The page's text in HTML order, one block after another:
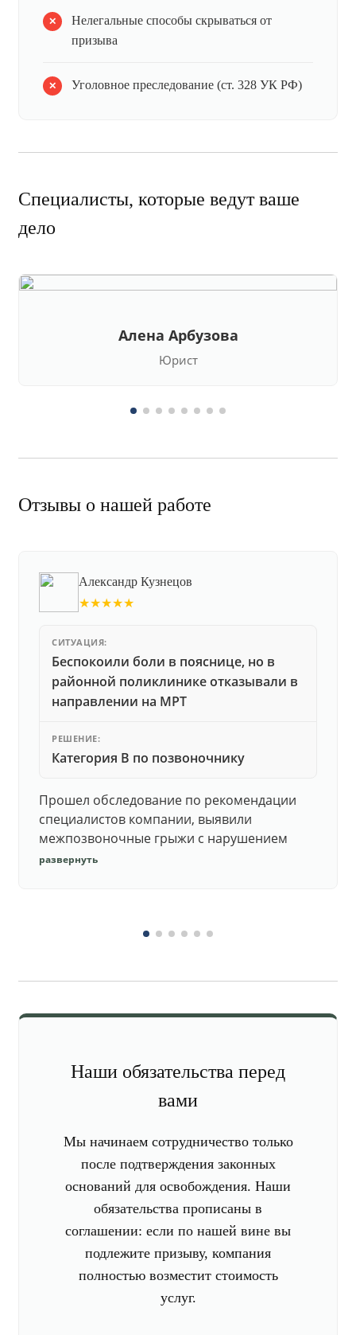
Нелегальные способы скрываться от
призыва
Уголовное преследование (ст. 328 УК РФ)
Специалисты, которые ведут ваше
дело
Алена Арбузова
Юрист
Отзывы о нашей работе
Александр Кузнецов
★★★★★
СИТУАЦИЯ:
Беспокоили боли в пояснице, но в
районной поликлинике отказывали в
направлении на МРТ
РЕШЕНИЕ:
Категория В по позвоночнику
Прошел обследование по рекомендации
специалистов компании, выявили
межпозвоночные грыжи с нарушением
функций. Юристы подготовили документы,
развернуть
Наши обязательства перед
вами
Мы начинаем сотрудничество только
после подтверждения законных
оснований для освобождения. Наши
обязательства прописаны в
соглашении: если по нашей вине вы
подлежите призыву, компания
полностью возместит стоимость
услуг.